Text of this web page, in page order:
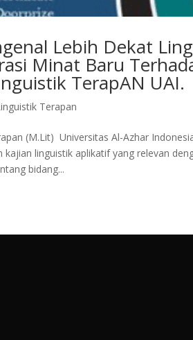
Lebih Dekat
Minat Baru
TerapAN UAI.
Terapan
(M.Lit) Universitas Al-Azhar
linguistik aplikatif yang relevan
bidang...